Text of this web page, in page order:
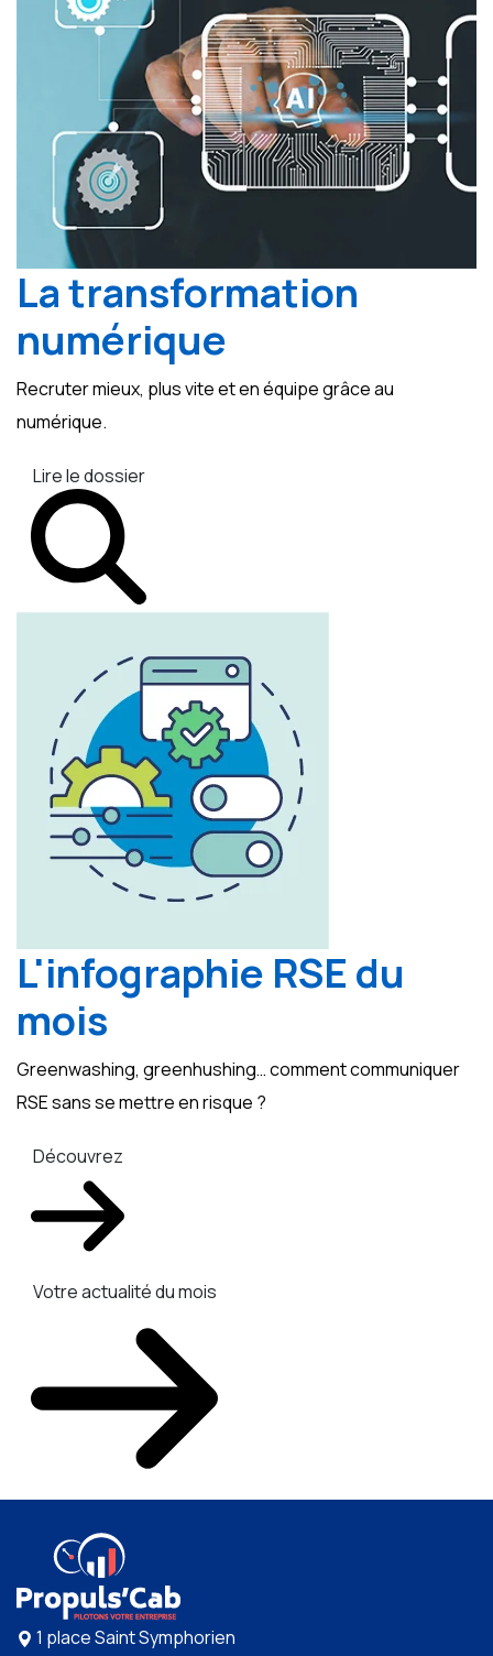
La transformation
numérique
Recruter mieux, plus vite et en équipe grâce au
numérique.
Lire le dossier
L'infographie RSE du
mois
Greenwashing, greenhushing… comment communiquer
RSE sans se mettre en risque ?
Découvrez
Votre actualité du mois
1 place Saint Symphorien